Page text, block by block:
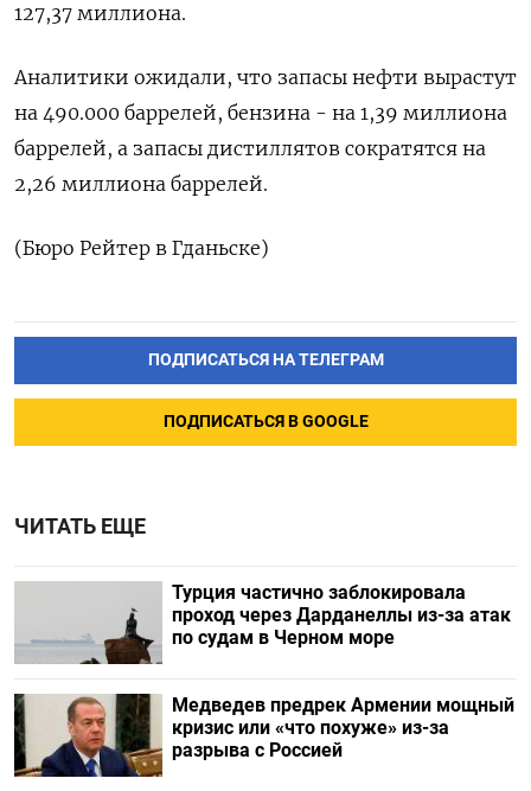
‌127,37 миллиона.
Аналитики ожидали, что запасы нефти вырастут
на 490.000 баррелей, бензина - на ‍1,‍39 миллиона
баррелей, а ‍запасы дистиллятов сократятся на
2,26 миллиона ⁠баррелей.
(Бюро Рейтер в Гданьске)
ПОДПИСАТЬСЯ НА ТЕЛЕГРАМ
ПОДПИСАТЬСЯ В GOOGLE
ЧИТАТЬ ЕЩЕ
Турция частично заблокировала
проход через Дарданеллы из-за атак
по судам в Черном море
Медведев предрек Армении мощный
кризис или «что похуже» из-за
разрыва с Россией